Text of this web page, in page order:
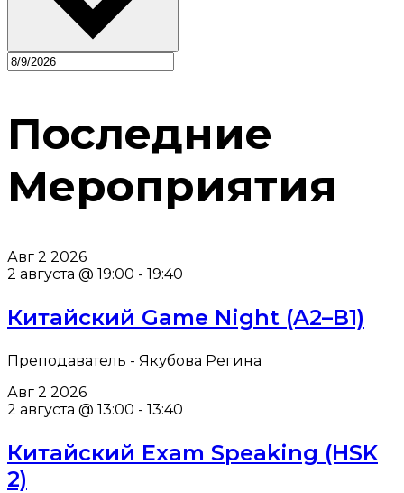
Последние
Мероприятия
Авг 2 2026
2 августа @ 19:00 - 19:40
Китайский Game Night (A2–B1)
Преподаватель - Якубова Регина
Авг 2 2026
2 августа @ 13:00 - 13:40
Китайский Exam Speaking (HSK
2)